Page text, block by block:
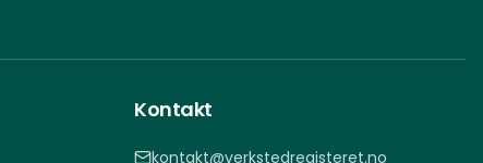
Kontakt
kontakt@verkstedregisteret.no